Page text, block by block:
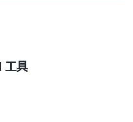
工具